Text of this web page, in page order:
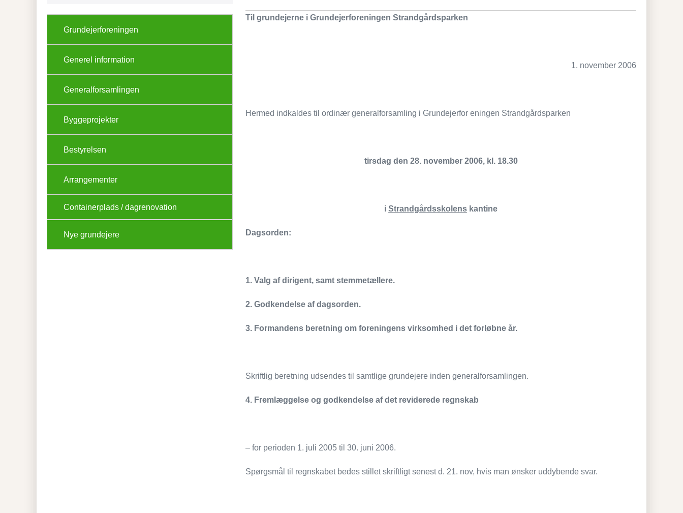
Grundejerforeningen
Generel information
Generalforsamlingen
Byggeprojekter
Bestyrelsen
Arrangementer
Containerplads / dagrenovation
Nye grundejere
Til grundejerne i Grundejerforeningen Strandgårdsparken
1. november 2006
Hermed indkaldes til ordinær generalforsamling i Grundejerfor eningen Strandgårdsparken
tirsdag den 28. november 2006, kl. 18.30
iStrandgårdsskolens kantine
Dagsorden:
1.Valg af dirigent, samt stemmetællere.
2.Godkendelse af dagsorden.
3. Formandens beretning om foreningens virksomhed i det forløbne år.
Skriftlig beretning udsendes til samtlige grundejere inden generalforsamlingen.
4. Fremlæggelse og godkendelse af det reviderede regnskab
– for perioden 1. juli 2005 til 30. juni 2006.
Spørgsmål til regnskabet bedes stillet skriftligt senest d. 21. nov, hvis man ønsker uddybende svar.